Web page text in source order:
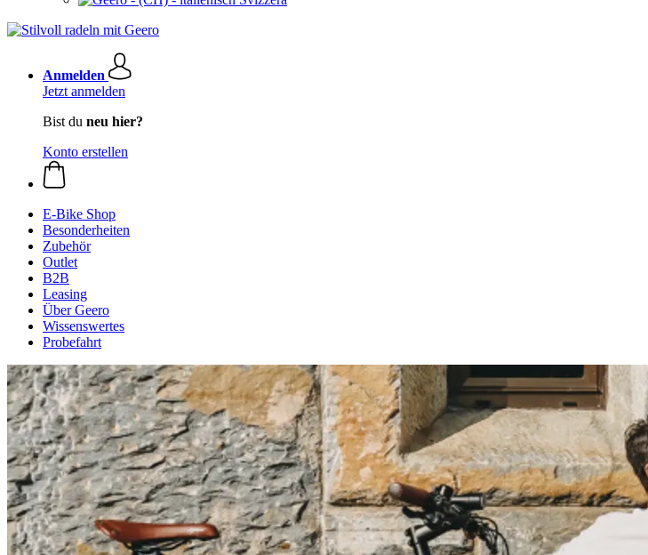
Anmelden
Jetzt anmelden
Bist du neu hier?
Konto erstellen
E-Bike Shop
Besonderheiten
Zubehör
Outlet
B2B
Leasing
Über Geero
Wissenswertes
Probefahrt